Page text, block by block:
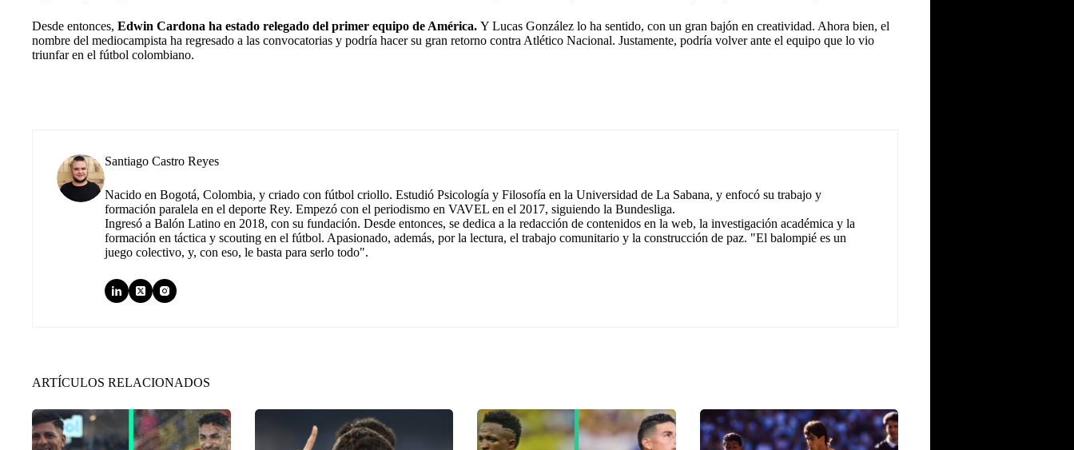
Desde entonces, Edwin Cardona ha estado relegado del primer equipo de América. Y Lucas González lo ha sentido, con un gran bajón en creatividad. Ahora bien, el
nombre del mediocampista ha regresado a las convocatorias y podría hacer su gran retorno contra Atlético Nacional. Justamente, podría volver ante el equipo que lo vio
triunfar en el fútbol colombiano.
Santiago Castro Reyes
Nacido en Bogotá, Colombia, y criado con fútbol criollo. Estudió Psicología y Filosofía en la Universidad de La Sabana, y enfocó su trabajo y
formación paralela en el deporte Rey. Empezó con el periodismo en VAVEL en el 2017, siguiendo la Bundesliga.
Ingresó a Balón Latino en 2018, con su fundación. Desde entonces, se dedica a la redacción de contenidos en la web, la investigación académica y la
formación en táctica y scouting en el fútbol. Apasionado, además, por la lectura, el trabajo comunitario y la construcción de paz. "El balompié es un
juego colectivo, y, con eso, le basta para serlo todo".
ARTÍCULOS RELACIONADOS